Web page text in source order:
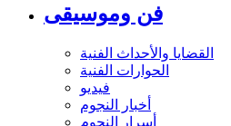
فن وموسيقى
القضايا والأحداث الفنية
الحوارات الفنية
فيديو
أخبار النجوم
أسرار النجوم